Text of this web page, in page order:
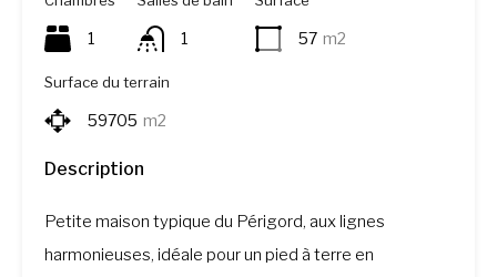
1 1 57 m2
Surface du terrain
59705 m2
Description
Petite maison typique du Périgord, aux lignes
harmonieuses, idéale pour un pied à terre en